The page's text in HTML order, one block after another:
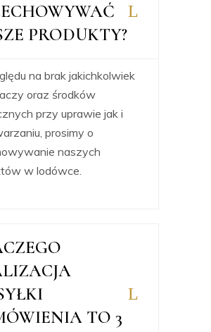
PRODUKTY?
na brak jakichkolwiek
oraz środków
przy uprawie jak i
prosimy o
naszych
w lodówce.
TO 3